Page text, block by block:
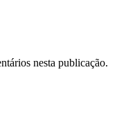
nesta publicação.